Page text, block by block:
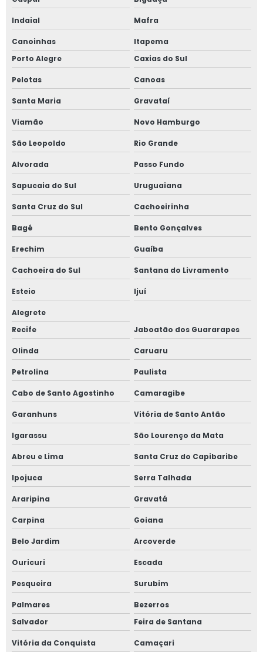
Indaial Mafra
Canoinhas
Itapema
Porto Alegre
Caxias do Sul
Pelotas Canoas
Santa Maria Gravataí
Viamão Novo Hamburgo
São Leopoldo Rio Grande
Alvorada Passo Fundo
Sapucaia do Sul Uruguaiana
Santa Cruz do Sul Cachoeirinha
Bagé Bento Gonçalves
Erechim Guaíba
Cachoeira do Sul Santana do Livramento
Esteio Ijuí
Alegrete
Recife
Jaboatão dos Guararapes
Olinda Caruaru
Petrolina Paulista
Cabo de Santo Agostinho Camaragibe
Garanhuns Vitória de Santo Antão
Igarassu São Lourenço da Mata
Abreu e Lima Santa Cruz do Capibaribe
Ipojuca Serra Talhada
Araripina Gravatá
Carpina Goiana
Belo Jardim Arcoverde
Ouricuri Escada
Pesqueira Surubim
Palmares
Bezerros
Salvador
Feira de Santana
Vitória da Conquista Camaçari